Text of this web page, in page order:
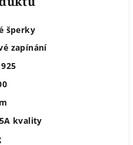
šperky
zapínání
kvality